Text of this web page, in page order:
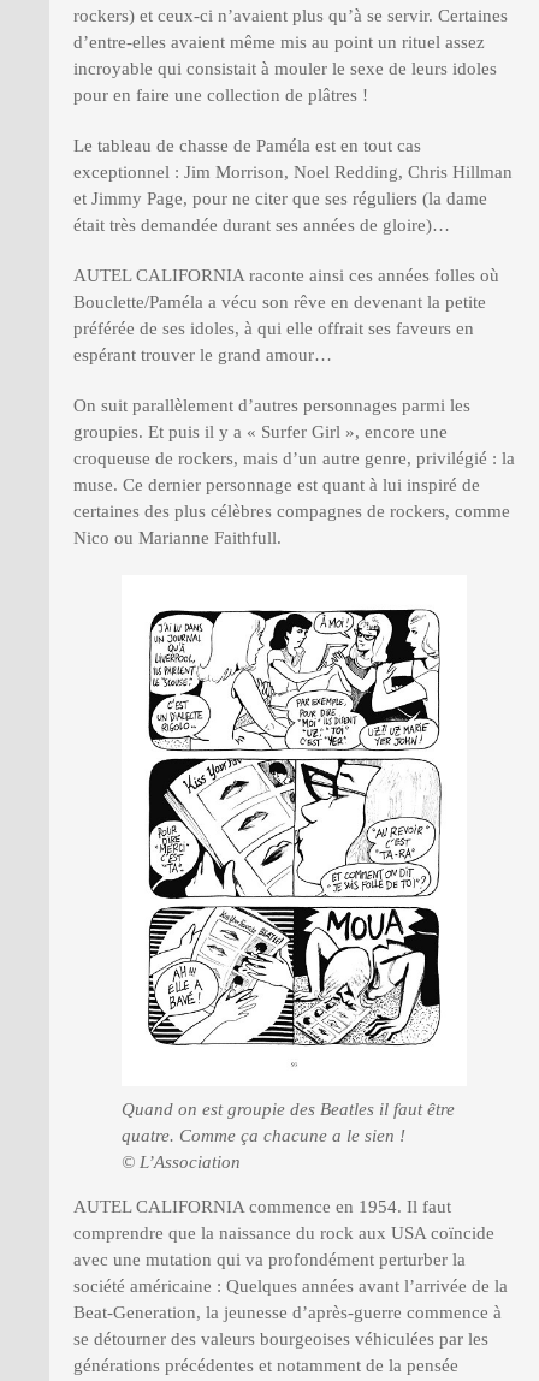
rockers) et ceux-ci n’avaient plus qu’à se servir. Certaines
d’entre-elles avaient même mis au point un rituel assez
incroyable qui consistait à mouler le sexe de leurs idoles
pour en faire une collection de plâtres !
Le tableau de chasse de Paméla est en tout cas
exceptionnel : Jim Morrison, Noel Redding, Chris Hillman
et Jimmy Page, pour ne citer que ses réguliers (la dame
était très demandée durant ses années de gloire)…
AUTEL CALIFORNIA raconte ainsi ces années folles où
Bouclette/Paméla a vécu son rêve en devenant la petite
préférée de ses idoles, à qui elle offrait ses faveurs en
espérant trouver le grand amour…
On suit parallèlement d’autres personnages parmi les
groupies. Et puis il y a « Surfer Girl », encore une
croqueuse de rockers, mais d’un autre genre, privilégié : la
muse. Ce dernier personnage est quant à lui inspiré de
certaines des plus célèbres compagnes de rockers, comme
Nico ou Marianne Faithfull.
Quand on est groupie des Beatles il faut être
quatre. Comme ça chacune a le sien !
© L’Association
AUTEL CALIFORNIA commence en 1954. Il faut
comprendre que la naissance du rock aux USA coïncide
avec une mutation qui va profondément perturber la
société américaine : Quelques années avant l’arrivée de la
Beat-Generation, la jeunesse d’après-guerre commence à
se détourner des valeurs bourgeoises véhiculées par les
générations précédentes et notamment de la pensée